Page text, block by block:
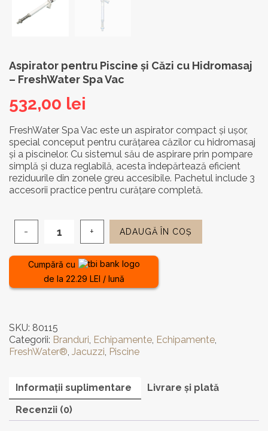
Aspirator pentru Piscine și Căzi cu Hidromasaj
– FreshWater Spa Vac
532,00 lei
FreshWater Spa Vac este un aspirator compact și ușor,
special conceput pentru curățarea căzilor cu hidromasaj
și a piscinelor. Cu sistemul său de aspirare prin pompare
simplă și duza reglabilă, acesta îndepărtează eficient
reziduurile din zonele greu accesibile. Pachetul include 3
accesorii practice pentru curățare completă.
pentru
și
-
FreshWater
Spa
ADAUGĂ ÎN COȘ
Cumpără cu
de la 22.29 LEI / lună
SKU: 80115
Categorii: Branduri, Echipamente, Echipamente,
FreshWater®, Jacuzzi, Piscine
Informații suplimentare
Livrare și plată
Recenzii (0)